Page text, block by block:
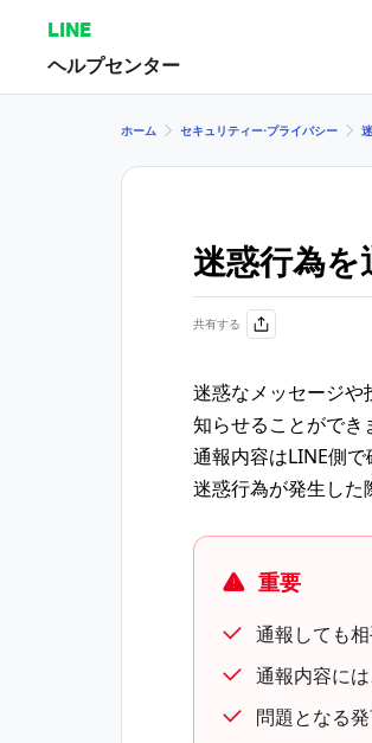
LINE
ヘルプセンター
ホーム セキュリティー⋅プライバシー
迷惑行為
共有する
迷惑なメッセージや
知らせることができ
通報内容はLINE側
迷惑行為が発生した
重要
通報しても
通報内容に
問題となる